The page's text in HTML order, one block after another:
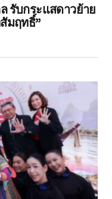
รับกระแสดาวย้าย
มฤทธิ์”